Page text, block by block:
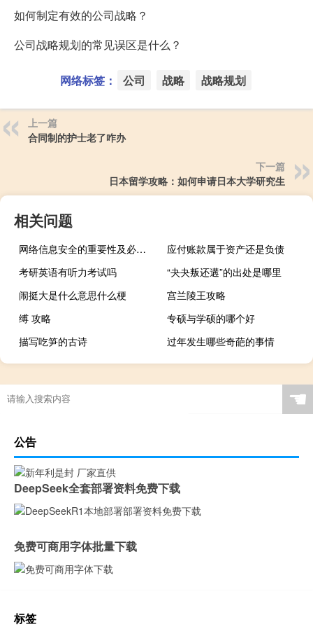
如何制定有效的公司战略？
公司战略规划的常见误区是什么？
网络标签： 公司 战略 战略规划
上一篇
合同制的护士老了咋办
下一篇
日本留学攻略：如何申请日本大学研究生
相关问题
网络信息安全的重要性及必要性（网络信息安全的重要性）
应付账款属于资产还是负债
考研英语有听力考试吗
“夬夬叛还遘”的出处是哪里
闹挺大是什么意思什么梗
宫兰陵王攻略
缚 攻略
专硕与学硕的哪个好
描写吃笋的古诗
过年发生哪些奇葩的事情
☚
公告
DeepSeek全套部署资料免费下载
免费可商用字体批量下载
标签